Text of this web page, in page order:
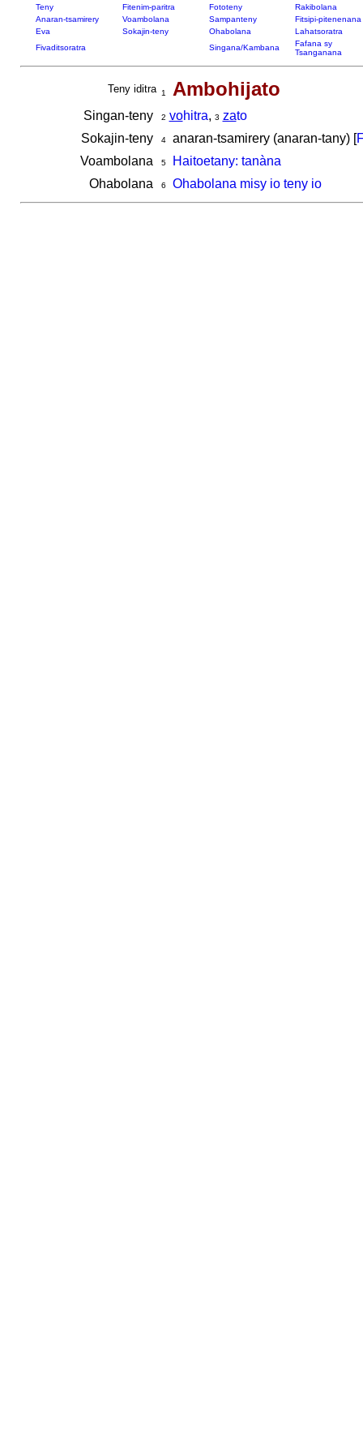
Teny Fitenim-paritra Fototeny
Rakibolana
Anaran-tsamirery
Voambolana Sampanteny
Fitsipi-pitenenana
Eva
Sokajin-teny Ohabolana
Lahatsoratra
Fivaditsoratra
Singana/Kambana
Fafana sy
Tsanganana
Teny iditra 1 Ambohijato
Singan-teny 2 vohitra, 3 zato
Sokajin-teny
4anaran-tsamirery (anaran-tany) [
Voambolana
5
Haitoetany: tanàna
Ohabolana
6 Ohabolana misy io teny io